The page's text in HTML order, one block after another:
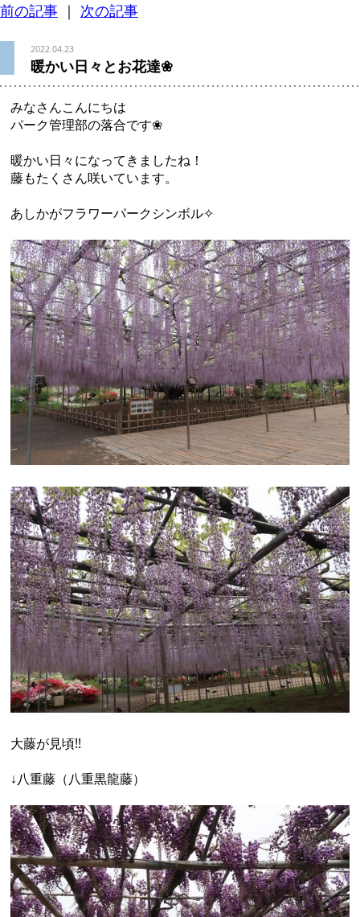
前の記事 ｜ 次の記事
2022.04.23
暖かい日々とお花達❀
みなさんこんにちは
パーク管理部の落合です❀
暖かい日々になってきましたね！
藤もたくさん咲いています。
あしかがフラワーパークシンボル✧
大藤が見頃!!
↓八重藤（八重黒龍藤）